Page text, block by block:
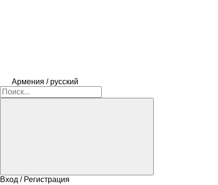
Армения / русский
Вход / Регистрация